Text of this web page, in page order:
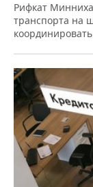
Рифкат
транспорта на